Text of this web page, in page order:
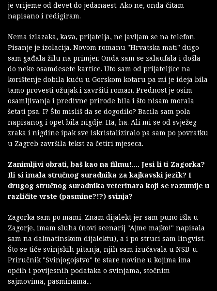
je vrijeme od devet do jedanaest. Ako ne, onda čitam
napisano i redigiram.
Nema izlazaka, kava, prijatelja, ne javljam se na telefon.
Pisanje je izolacija. Novom romanu "Hrvatska mati" dugo
sam gađala žilu na primjer. Onda sam se zalaufala i došla
do neke osamdesete kartice. Uto sam od prijateljice na
korištenje dobila kuću u Gorskom kotaru pa mi je ideja bila
tamo provesti ožujak i završiti roman. Prednost je osim
osamljivanja i predivne prirode bila i što nisam morala
šetati psa. I? Što misliš da se dogodilo? Bacila sam pola
napisanog i opet bila nigdje. Ha, ha. Ali mi se od svježeg
zraka i nigdine ipak sve iskristaliziralo pa sam po povratku
u Zagreb završila tekst za četiri mjeseca.
Zanimljivi obrati, baš kao na filmu!.... Jesi li ti Zagorka?
Ili si imala stručnog suradnika za kajkavski jezik? I
drugog stručnog suradnika veterinara koji se razumije u
različite vrste (pasmine?!?) svinja?
Zagorka sam po mami. Znam dijalekt jer sam puno išla u
Zagorje, imam sluha (novi scenarij "Ajme majko!" napisala
sam na dalmatinskom dijalektu), a i po struci sam lingvist.
Što se tiče svinjskih pitanja, njih sam izučavala u NSB-u.
Priručnik "Svinjogojstvo" te stare novine u kojima ima
općih i povijesnih podataka o svinjama, stočnim
sajmovima, pasminama...